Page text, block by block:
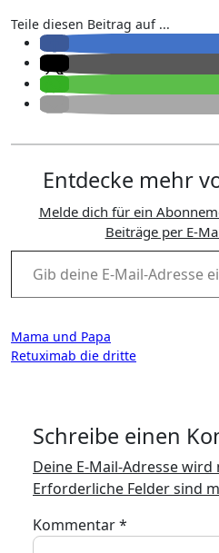
Teile diesen Beitrag auf ...
Entdecke mehr
Melde dich für ein Abonnement an, um die neuesten
Beiträge per E-
Gib deine E-Mail-Adresse ein ...
Beitragsnavigation
Mama und Papa
Retuximab die dritte
Schreibe einen
Deine E-Mail-Adresse
Erforderliche Felder sind
Kommentar*